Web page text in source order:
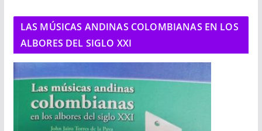
LAS MÚSICAS ANDINAS COLOMBIANAS EN LOS
ALBORES DEL SIGLO XXI